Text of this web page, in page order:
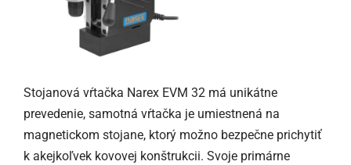
Stojanová vŕtačka Narex EVM 32 má unikátne
prevedenie, samotná vŕtačka je umiestnená na
magnetickom stojane, ktorý možno bezpečne prichytiť
k akejkoľvek kovovej konštrukcii. Svoje primárne